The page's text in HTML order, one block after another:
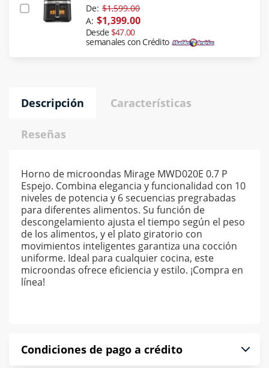
De: $1,599.00
A: $1,399.00
Desde $47.00
semanales con Crédito
Descripción Características
Reseñas
Horno de microondas Mirage MWD020E 0.7 P
Espejo. Combina elegancia y funcionalidad con 10
niveles de potencia y 6 secuencias pregrabadas
para diferentes alimentos. Su función de
descongelamiento ajusta el tiempo según el peso
de los alimentos, y el plato giratorio con
movimientos inteligentes garantiza una cocción
uniforme. Ideal para cualquier cocina, este
microondas ofrece eficiencia y estilo. ¡Compra en
línea!
Condiciones de pago a crédito